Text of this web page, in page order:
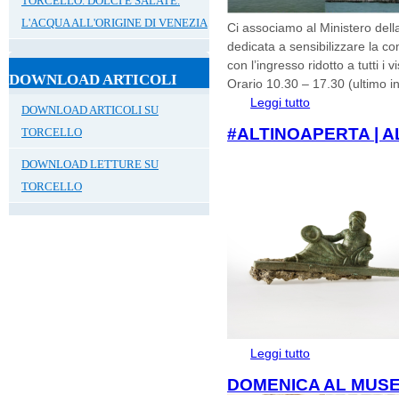
L'ACQUA ALL'ORIGINE DI VENEZIA
DOWNLOAD ARTICOLI
DOWNLOAD ARTICOLI SU
TORCELLO
DOWNLOAD LETTURE SU
TORCELLO
Ci associamo al Ministero
dedicata a sensibilizzare la
con l’ingresso ridotto a tutti i
Orario 10.30 – 17.30 (ultimo
Leggi tutto
#ALTINOAPERTA |
Leggi tutto
DOMENICA AL